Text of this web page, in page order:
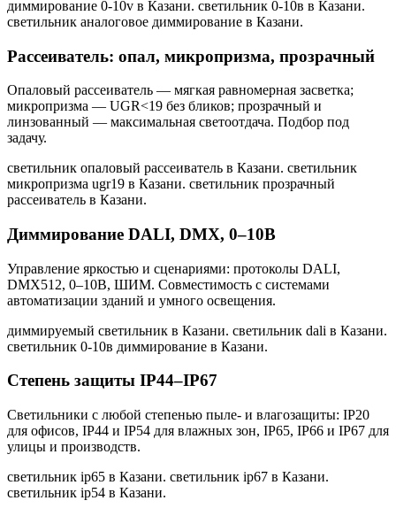
диммирование 0-10v в Казани. светильник 0-10в в Казани.
светильник аналоговое диммирование в Казани.
Рассеиватель: опал, микропризма, прозрачный
Опаловый рассеиватель — мягкая равномерная засветка;
микропризма — UGR<19 без бликов; прозрачный и
линзованный — максимальная светоотдача. Подбор под
задачу.
светильник опаловый рассеиватель в Казани. светильник
микропризма ugr19 в Казани. светильник прозрачный
рассеиватель в Казани.
Диммирование DALI, DMX, 0–10В
Управление яркостью и сценариями: протоколы DALI,
DMX512, 0–10В, ШИМ. Совместимость с системами
автоматизации зданий и умного освещения.
диммируемый светильник в Казани. светильник dali в Казани.
светильник 0-10в диммирование в Казани.
Степень защиты IP44–IP67
Светильники с любой степенью пыле- и влагозащиты: IP20
для офисов, IP44 и IP54 для влажных зон, IP65, IP66 и IP67 для
улицы и производств.
светильник ip65 в Казани. светильник ip67 в Казани.
светильник ip54 в Казани.